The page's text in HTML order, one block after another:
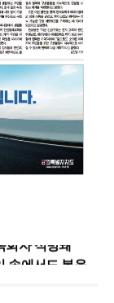
학 캠퍼스 영
자 석방돼
속에서도 복음